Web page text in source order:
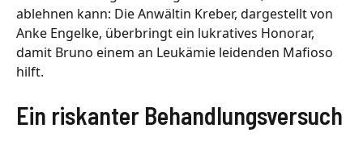
ablehnen kann: Die Anwältin Kreber, dargestellt von
Anke Engelke, überbringt ein lukratives Honorar,
damit Bruno einem an Leukämie leidenden Mafioso
hilft.
Ein riskanter Behandlungsversuch